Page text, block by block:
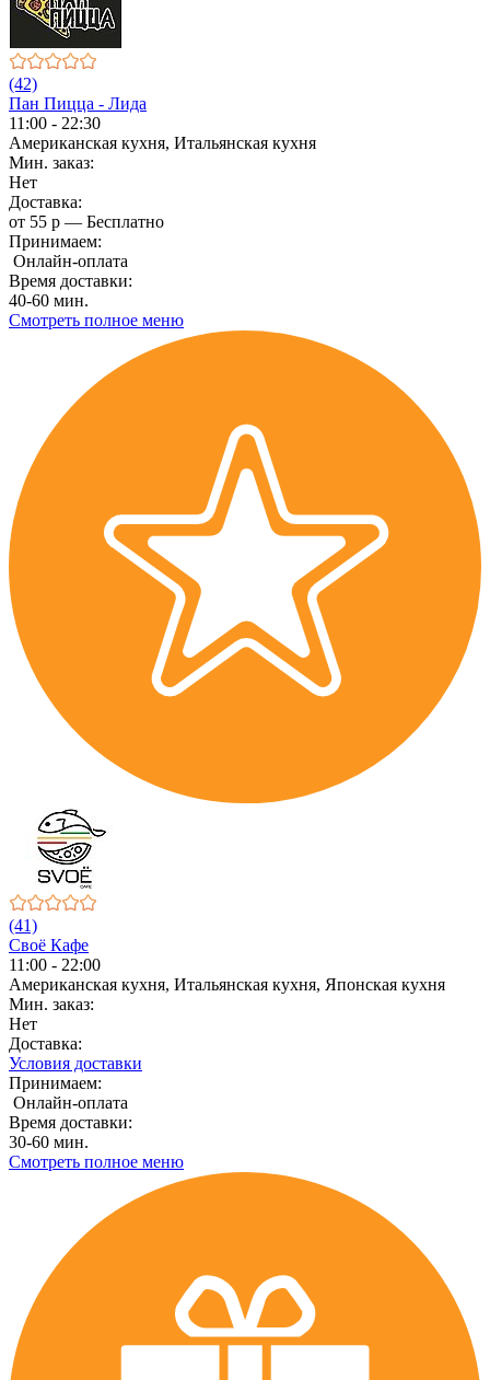
(42)
Пан Пицца - Лида
11:00 - 22:30
Американская кухня, Итальянская кухня
Мин. заказ:
Нет
Доставка:
от 55 р — Бесплатно
Принимаем:
Онлайн-оплата
Время доставки:
40-60 мин.
Смотреть полное меню
(41)
Своё Кафе
11:00 - 22:00
Американская кухня, Итальянская кухня, Японская кухня
Мин. заказ:
Нет
Доставка:
Условия доставки
Принимаем:
Онлайн-оплата
Время доставки:
30-60 мин.
Смотреть полное меню